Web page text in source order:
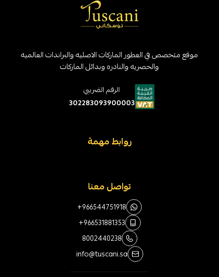
موقع متخصص في العطور الماركات الاصليه والبراندات العالميه
والحصريه والنادره وبدائل الماركات
الرقم الضريبي
302283093900003
روابط مهمة
تواصل معنا
+966544751918
+966531881353
8002440238
info@tuscani.sa